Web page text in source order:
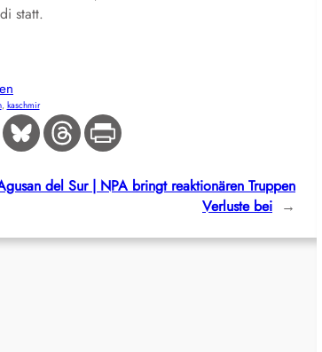
statt.
, kaschmir
del Sur | NPA bringt reaktionären Truppen
Verluste bei →